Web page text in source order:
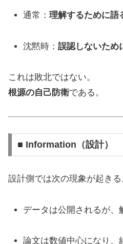
通常：理解するために語
沈黙時：誤認しないため
これは敗北ではない。
根源の自己防衛である。
■ Information（設計）
設計側では次の現象が起きる
データは公開されるが、
論文は数値中心になり、